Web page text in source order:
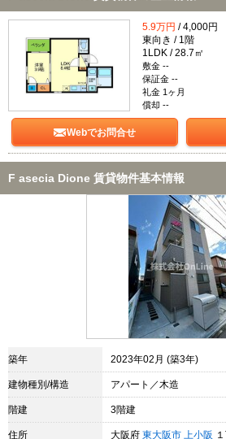
5.9万円 / 4,000円
東向き / 1階
1LDK / 28.7㎡
敷金 --
保証金 --
礼金 1ヶ月
償却 --
Webでお問合せ
F asecia Dione 賃貸物件基本情報
築年 2023年02月 (築3年)
建物種別/構造 アパート／木造
階建 3階建
住所 大阪府 東大阪市 上小阪